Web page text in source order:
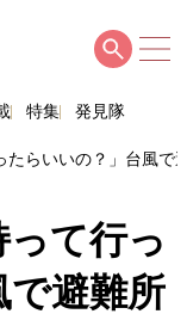
特集 発見隊
たらいいの？」台風で
って行っ
で避難所